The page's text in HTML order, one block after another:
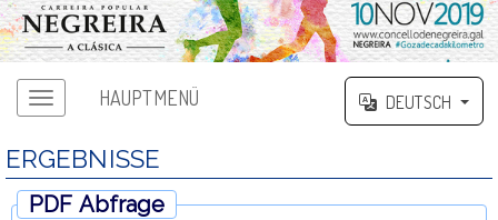
HAUPTMENÜ DEUTSCH
ERGEBNISSE
PDF Abfrage